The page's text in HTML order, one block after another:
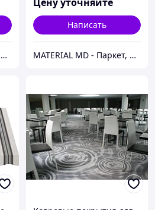
MATERIAL MD - Паркет, Напольные покрытия, Подвесные потолки, Фасады, Parchet, Parket, Linoleum
Написать
MATERIAL MD - Паркет, Напольные покрытия, Подвесные потолки, Фасады, Parchet, Parket, Linoleum